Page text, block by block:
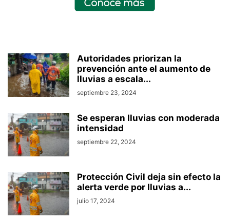
Autoridades priorizan la
prevención ante el aumento de
lluvias a escala...
septiembre 23, 2024
Se esperan lluvias con moderada
intensidad
septiembre 22, 2024
Protección Civil deja sin efecto la
alerta verde por lluvias a...
julio 17, 2024